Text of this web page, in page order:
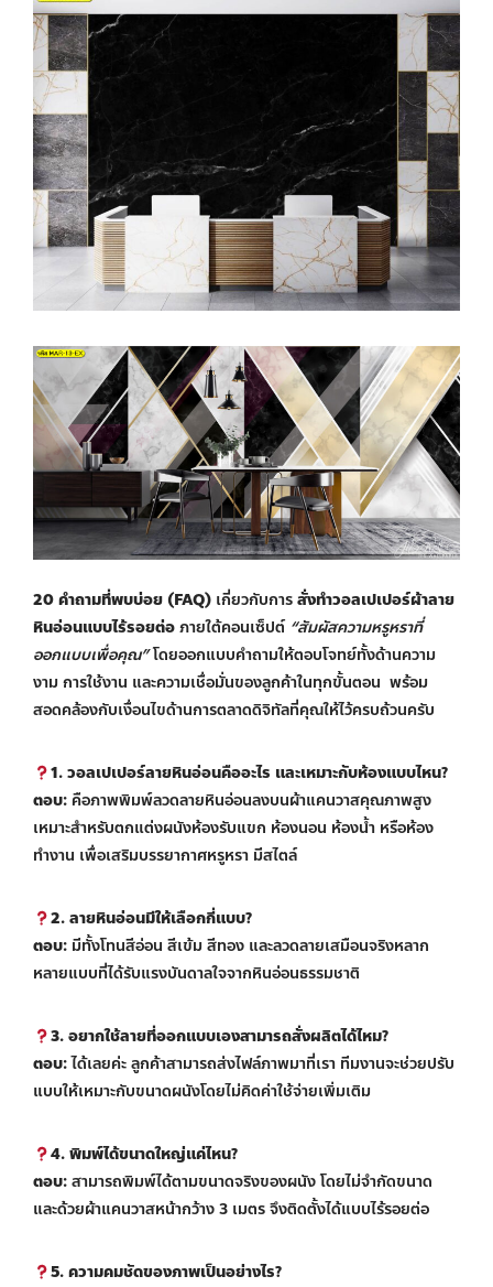
20 คำถามที่พบบ่อย (FAQ) เกี่ยวกับการสั่งทำวอลเปเปอร์ผ้าลาย
หินอ่อนแบบไร้รอยต่อภายใต้คอนเซ็ปต์ “สัมผัสความหรูหราที่
ออกแบบเพื่อคุณ”โดยออกแบบคำถามให้ตอบโจทย์ทั้งด้านความ
งาม การใช้งาน และความเชื่อมั่นของลูกค้าในทุกขั้นตอน พร้อม
สอดคล้องกับเงื่อนไขด้านการตลาดดิจิทัลที่คุณให้ไว้ครบถ้วนครับ
1. วอลเปเปอร์ลายหินอ่อนคืออะไร และเหมาะกับห้องแบบไหน?
ตอบ: คือภาพพิมพ์ลวดลายหินอ่อนลงบนผ้าแคนวาสคุณภาพสูง
เหมาะสำหรับตกแต่งผนังห้องรับแขก ห้องนอน ห้องน้ำ หรือห้อง
ทำงาน เพื่อเสริมบรรยากาศหรูหรา มีสไตล์
2. ลายหินอ่อนมีให้เลือกกี่แบบ?
ตอบ: มีทั้งโทนสีอ่อน สีเข้ม สีทอง และลวดลายเสมือนจริงหลาก
หลายแบบที่ได้รับแรงบันดาลใจจากหินอ่อนธรรมชาติ
3. อยากใช้ลายที่ออกแบบเองสามารถสั่งผลิตได้ไหม?
ตอบ:ได้เลยค่ะ ลูกค้าสามารถส่งไฟล์ภาพมาที่เรา ทีมงานจะช่วยปรับ
แบบให้เหมาะกับขนาดผนังโดยไม่คิดค่าใช้จ่ายเพิ่มเติม
4. พิมพ์ได้ขนาดใหญ่แค่ไหน?
ตอบ:สามารถพิมพ์ได้ตามขนาดจริงของผนัง โดยไม่จำกัดขนาด
และด้วยผ้าแคนวาสหน้ากว้าง 3 เมตร จึงติดตั้งได้แบบไร้รอยต่อ
5. ความคมชัดของภาพเป็นอย่างไร?